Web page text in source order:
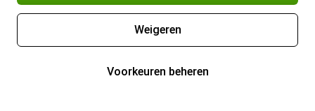
Weigeren
Voorkeuren beheren